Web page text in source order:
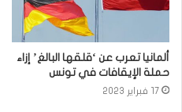
ألمانيا تعرب عن ‘قلقها البالغ’ إزاء
حملة الإيقافات في تونس
17 فبراير 2023